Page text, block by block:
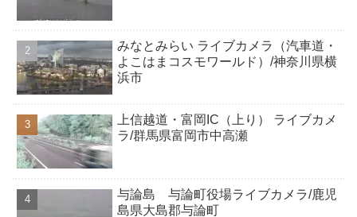
みなとみらい ライブカメラ（汽車道・
よこはまコスモワールド）/神奈川県横
浜市
上信越道・富岡IC（上り） ライブカメ
ラ/群馬県富岡市中高瀬
与論島 与論町役場ライブカメラ/鹿児
島県大島郡与論町